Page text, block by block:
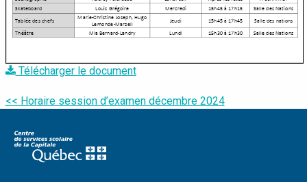
Télécharger le document
Navigation
l’article
<< Horaire session d’examen décembre 2024